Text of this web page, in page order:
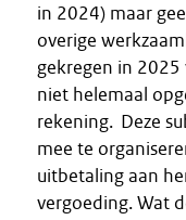
in 2024) maar
overige
gekregen in 2025
niet helemaal
rekening. Deze
mee te
uitbetaling aan
vergoeding. Wat